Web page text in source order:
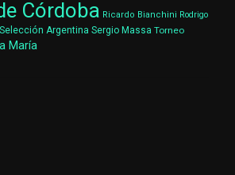
Córdoba Ricardo Bianchini Rodrigo
Selección Argentina Sergio Massa Torneo
María